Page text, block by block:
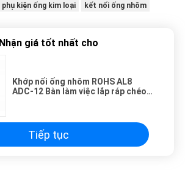
phụ kiện ống kim loại kết nối ống nhôm
Nhận giá tốt nhất cho
Khớp nối ống nhôm ROHS AL8
ADC-12 Bàn làm việc lắp ráp chéo
Tiếp tục